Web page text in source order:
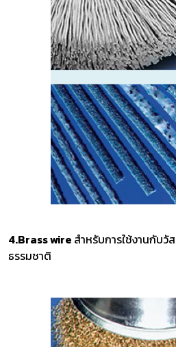
4.Brass wire สำหรับการใช้งานกับวั
ธรรมชาติ